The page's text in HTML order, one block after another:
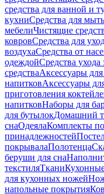
средства для ванной и
кухниСредства для
мебелиЧистящие
ковровСредства для
воздухаСредства от
одеждойСредства ухода
средстваАксессуары для
напитковАксессуары
приготовления
напитковНаборы для
для бутылокДомашний
снаОдеялаКомплекты
принадлежностей
покрывалаПолотенца
беруши для сна
текстиляТкани
для кухонных ножей
напольные покрытия